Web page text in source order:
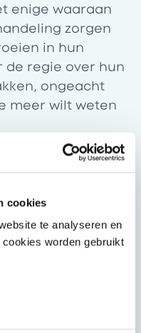
cookies
te analyseren en
worden gebruikt
enige waaraan
zorgen
in hun
de regie over hun
ongeacht
meer wilt weten
HSK en
door het
dag in om de
cliënten, van
tot